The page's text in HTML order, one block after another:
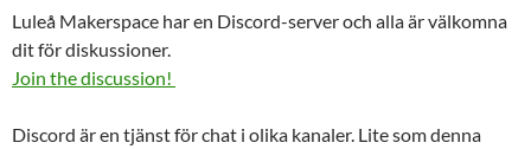
Luleå Makerspace har en Discord-server och alla är välkomna
dit för diskussioner.
Join the discussion!
Discord är en tjänst för chat i olika kanaler. Lite som denna